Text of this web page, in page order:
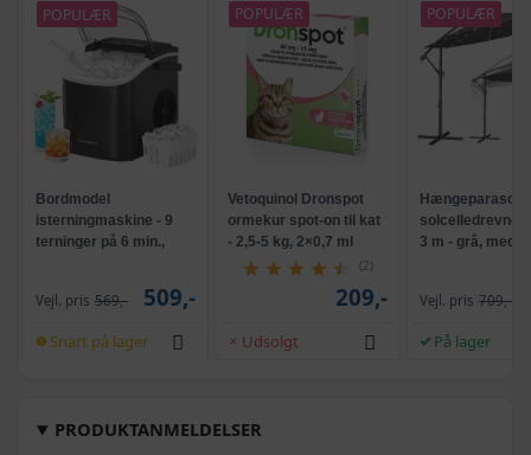
PRODUKTANMELDELSER
POPULÆR
Bordmodel
isterningmaskine - 9
terninger på 6 min.,
Vejl. pris 569,- 509,-
Snart på lager
POPULÆR
Vetoquinol Dronspot
ormekur spot-on til kat
- 2,5-5 kg, 2×0,7 ml
(2)
209,-
Udsolgt
POPULÆR
Hængeparasols
solcelledrevne
3 m - grå, med
Vejl. pris 709,-
På lager